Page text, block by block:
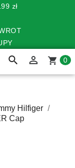
zł
search  shopping_cart 0
Hilfiger
Cap